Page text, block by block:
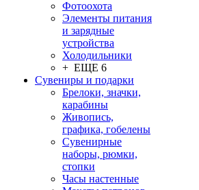
Фотоохота
Элементы питания
и зарядные
устройства
Холодильники
+ ЕЩЕ 6
Сувениры и подарки
Брелоки, значки,
карабины
Живопись,
графика, гобелены
Сувенирные
наборы, рюмки,
стопки
Часы настенные